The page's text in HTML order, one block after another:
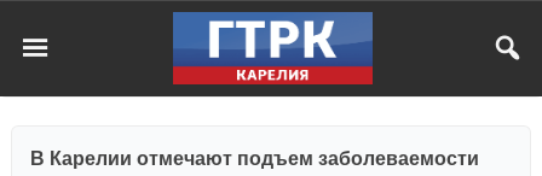
В Карелии отмечают подъем заболеваемости